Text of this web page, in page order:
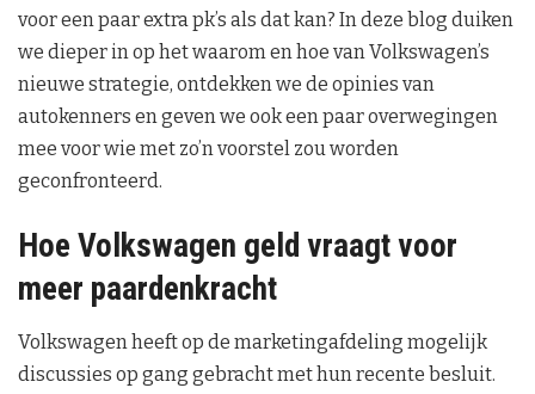
voor een paar extra pk’s als dat kan? In deze blog duiken
we dieper in op het waarom en hoe van Volkswagen’s
nieuwe strategie, ontdekken we de opinies van
autokenners en geven we ook een paar overwegingen
mee voor wie met zo’n voorstel zou worden
geconfronteerd.
Hoe Volkswagen geld vraagt voor
meer paardenkracht
Volkswagen heeft op de marketingafdeling mogelijk
discussies op gang gebracht met hun recente besluit.